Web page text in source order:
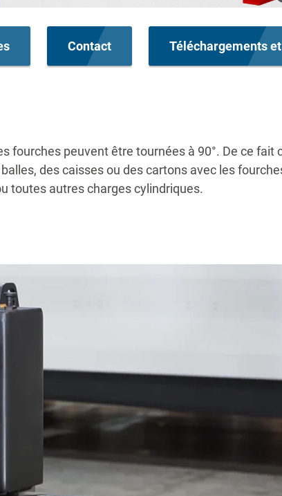
Contact Téléchargements
fourches peuvent être tournées à 90°. De ce fait
des caisses ou des cartons avec les
toutes autres charges cylindriques.